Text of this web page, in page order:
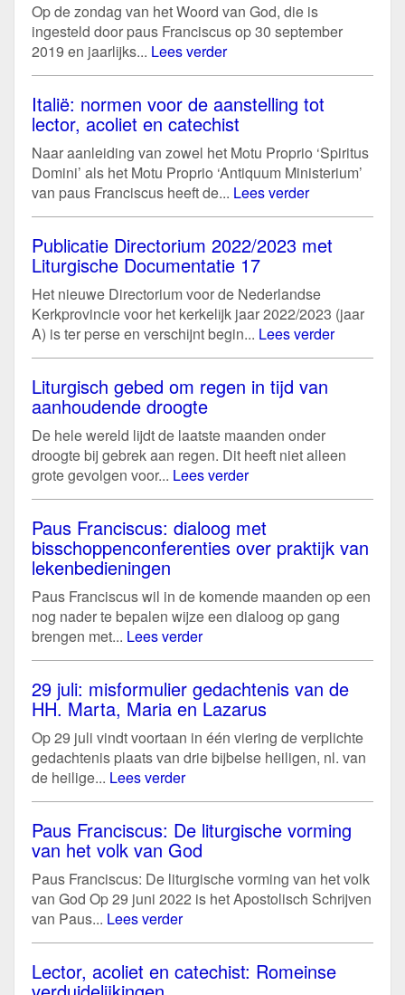
Op de zondag van het Woord van God, die is
ingesteld door paus Franciscus op 30 september
2019 en jaarlijks... Lees verder
Italië: normen voor de aanstelling tot
lector, acoliet en catechist
Naar aanleiding van zowel het Motu Proprio ‘Spiritus
Domini’ als het Motu Proprio ‘Antiquum Ministerium’
van paus Franciscus heeft de... Lees verder
Publicatie Directorium 2022/2023 met
Liturgische Documentatie 17
Het nieuwe Directorium voor de Nederlandse
Kerkprovincie voor het kerkelijk jaar 2022/2023 (jaar
A) is ter perse en verschijnt begin... Lees verder
Liturgisch gebed om regen in tijd van
aanhoudende droogte
De hele wereld lijdt de laatste maanden onder
droogte bij gebrek aan regen. Dit heeft niet alleen
grote gevolgen voor... Lees verder
Paus Franciscus: dialoog met
bisschoppenconferenties over praktijk van
lekenbedieningen
Paus Franciscus wil in de komende maanden op een
nog nader te bepalen wijze een dialoog op gang
brengen met... Lees verder
29 juli: misformulier gedachtenis van de
HH. Marta, Maria en Lazarus
Op 29 juli vindt voortaan in één viering de verplichte
gedachtenis plaats van drie bijbelse heiligen, nl. van
de heilige... Lees verder
Paus Franciscus: De liturgische vorming
van het volk van God
Paus Franciscus: De liturgische vorming van het volk
van God Op 29 juni 2022 is het Apostolisch Schrijven
van Paus... Lees verder
Lector, acoliet en catechist: Romeinse